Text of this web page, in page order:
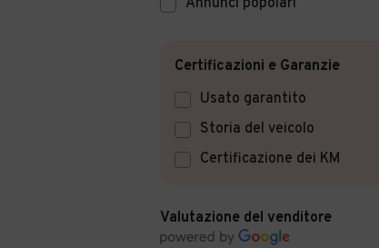
Annunci popolari
Certificazioni e Garanzie
Usato garantito
Storia del veicolo
Certificazione dei KM
Valutazione del venditore